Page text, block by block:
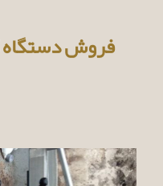
فروش